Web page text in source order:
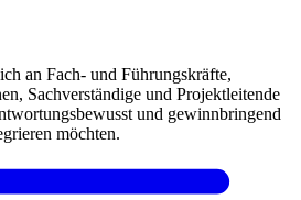
an Fach- und Führungskräfte,
Sachverständige und Projektleitende
und gewinnbringend
möchten.